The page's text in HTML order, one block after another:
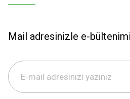
Mail adresinizle e-